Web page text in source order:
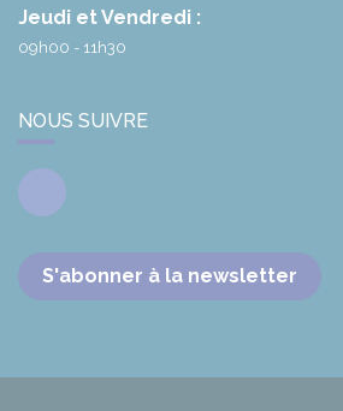
Jeudi et Vendredi :
09h00 - 11h30
NOUS SUIVRE
Facebook
S'abonner à la newsletter